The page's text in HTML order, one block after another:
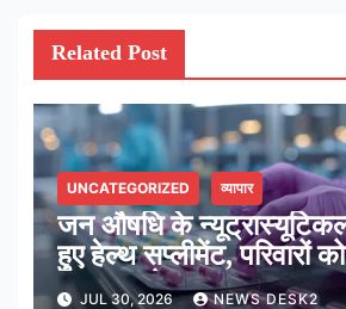
Related Post
UNCATEGORIZED व्यापार
जन औषधि के
हुए हेल्थ सप्लीमेंट, परिवारों
मिल रहा पोषण: सरकार
JUL 30, 2026 NEWS DESK2